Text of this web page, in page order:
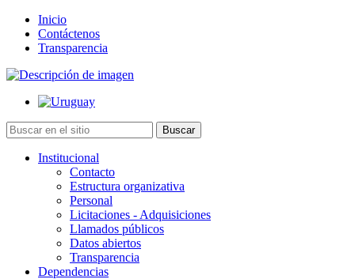
Inicio
Contáctenos
Transparencia
Institucional
Contacto
Estructura organizativa
Personal
Licitaciones - Adquisiciones
Llamados públicos
Datos abiertos
Transparencia
Dependencias